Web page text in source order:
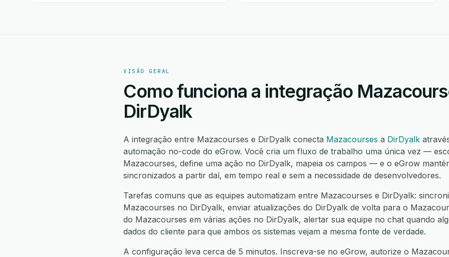
VISÃO GERAL
Como funciona a integração
DirDyalk
A integração entre Mazacourses e DirDyalk conecta Mazacourses a DirDyalk
automação no-code do eGrow. Você cria um fluxo de trabalho uma única vez —
Mazacourses, define uma ação no DirDyalk, mapeia os campos — e o eGrow
sincronizados a partir daí, em tempo real e sem a necessidade de desenvolvedores.
Tarefas comuns que as equipes automatizam entre Mazacourses e DirDyalk:
Mazacourses no DirDyalk, enviar atualizações do DirDyalk de volta para o
do Mazacourses em várias ações no DirDyalk, alertar sua equipe no chat quando
dados do cliente para que ambos os sistemas vejam a mesma fonte de verdade.
A configuração leva cerca de 5 minutos. Inscreva-se no eGrow, autorize o